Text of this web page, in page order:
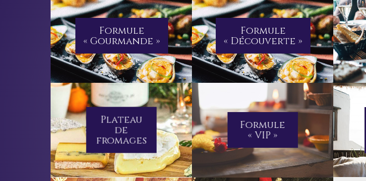
Formule
« Gourmande »
Formule
« Découverte »
Plateau
de
fromages
Formule
« VIP »